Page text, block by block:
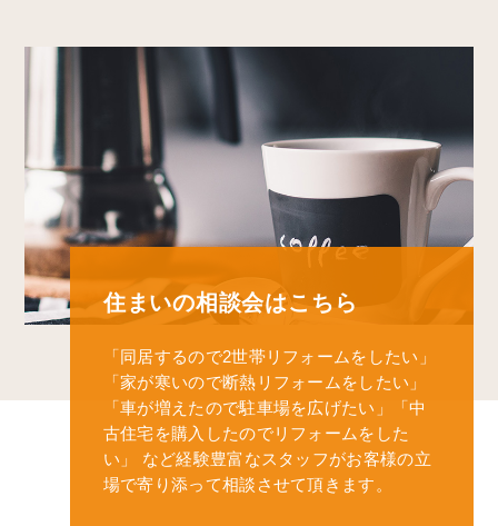
住まいの相談会はこちら
「同居するので2世帯リフォームをしたい」
「家が寒いので断熱リフォームをしたい」
「車が増えたので駐車場を広げたい」
「中
古住宅を購入したのでリフォームをした
い」
など経験豊富なスタッフがお客様の立
場で寄り添って相談させて頂きます。